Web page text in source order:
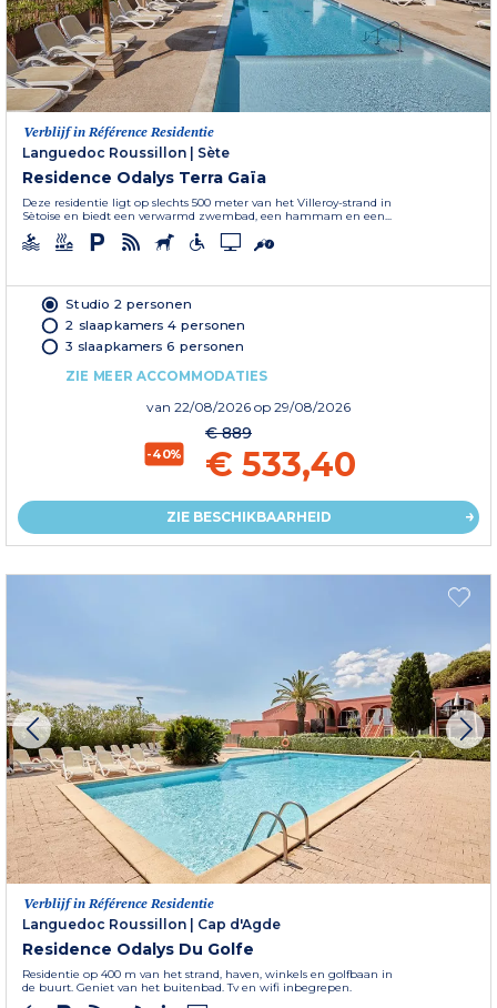
Verblijf in Référence Residentie
Languedoc Roussillon
Sète
Residence Odalys Terra Gaïa
Deze residentie ligt op slechts 500 meter van het Villeroy-strand in
Sètoise en biedt een verwarmd zwembad, een hammam en een...
Studio 2 personen
2 slaapkamers 4 personen
3 slaapkamers 6 personen
ZIE MEER ACCOMMODATIES
van 22/08/2026 op 29/08/2026
-40%
€ 889
€ 533,40
ZIE BESCHIKBAARHEID
Verblijf in Référence Residentie
Languedoc Roussillon
Cap d'Agde
Residence Odalys Du Golfe
Residentie op 400 m van het strand, haven, winkels en golfbaan in
de buurt. Geniet van het buitenbad. Tv en wifi inbegrepen.